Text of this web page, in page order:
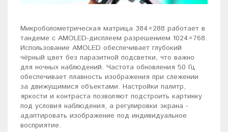
Микроболометрическая матрица 384×288 работает в
тандеме с AMOLED-дисплеем разрешением 1024×768.
Использование AMOLED обеспечивает глубокий
чёрный цвет без паразитной подсветки, что важно
для ночных наблюдений. Частота обновления 50 Гц
обеспечивает плавность изображения при слежении
за движущимися объектами. Настройки палитр,
яркости и контраста позволяют подстроить картинку
под условия наблюдения, а регулировки экрана -
адаптировать изображение под индивидуальное
восприятие.